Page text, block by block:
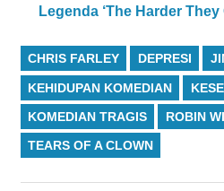
Legenda ‘The Harder
CHRIS FARLEY DEPRESI
KEHIDUPAN KOMEDIAN
KOMEDIAN TRAGIS ROBIN
TEARS OF A CLOWN